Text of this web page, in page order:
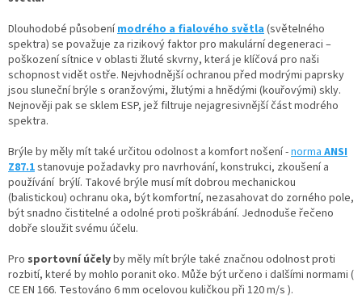
k
y
v
ý
p
i
Dlouhodobé působenímodrého a fialového světla (světelného
spektra) se považuje za rizikový faktor pro makulární degeneraci –
poškození sítnice v oblasti žluté skvrny, která je klíčová pro naši
schopnost vidět ostře. Nejvhodnější ochranou před modrými paprsky
jsou sluneční brýle s oranžovými, žlutými a hnědými (kouřovými) skly.
Nejnověji pak se sklem ESP, jež filtruje nejagresivnější část modrého
spektra.
Brýle by měly mít také určitou odolnost a komfort nošení -norma ANSI
Z87.1stanovuje požadavky pro navrhování, konstrukci, zkoušení a
používání brýlí. Takové brýle musí mít dobrou mechanickou
(balistickou) ochranu oka, být komfortní, nezasahovat do zorného pole,
být snadno čistitelné a odolné proti poškrábání. Jednoduše řečeno
dobře sloužit svému účelu.
Pro sportovní účelyby měly mít brýle také značnou odolnost proti
rozbití, které by mohlo poranit oko. Může být určeno i dalšími normami (
CE EN 166. Testováno 6 mm ocelovou kuličkou při 120 m/s ).